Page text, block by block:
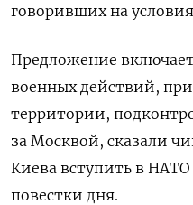
говоривших на
Предложение
военных действий,
территории,
за Москвой, сказали
Киева вступить в НАТО
повестки дня.